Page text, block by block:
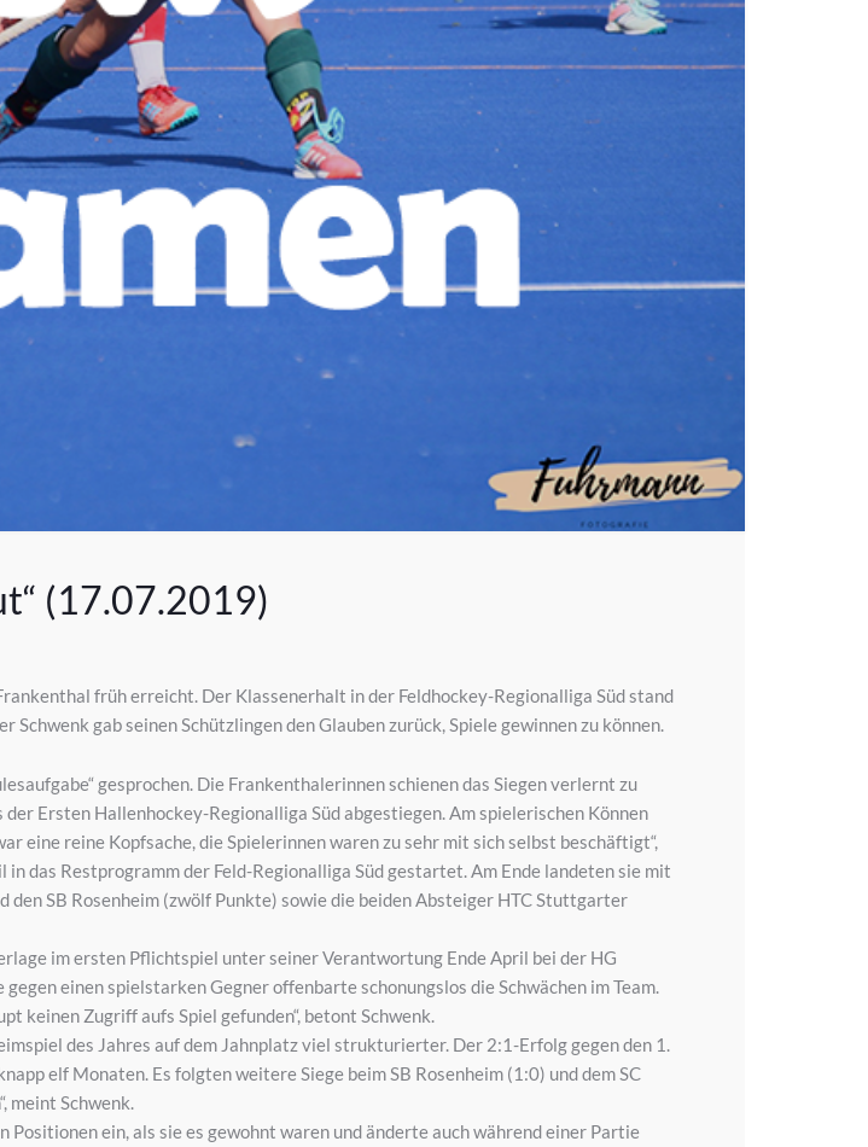
(17.07.2019)
früh erreicht. Der Klassenerhalt in der Feldhockey-Regionalliga Süd stand
gab seinen Schützlingen den Glauben zurück, Spiele gewinnen zu können.
gesprochen. Die Frankenthalerinnen schienen das Siegen verlernt zu
Ersten Hallenhockey-Regionalliga Süd abgestiegen. Am spielerischen Können
eine reine Kopfsache, die Spielerinnen waren zu sehr mit sich selbst beschäftigt“,
das Restprogramm der Feld-Regionalliga Süd gestartet. Am Ende landeten sie mit
SB Rosenheim (zwölf Punkte) sowie die beiden Absteiger HTC Stuttgarter
im ersten Pflichtspiel unter seiner Verantwortung Ende April bei der HG
einen spielstarken Gegner offenbarte schonungslos die Schwächen im Team.
keinen Zugriff aufs Spiel gefunden“, betont Schwenk.
des Jahres auf dem Jahnplatz viel strukturierter. Der 2:1-Erfolg gegen den 1.
elf Monaten. Es folgten weitere Siege beim SB Rosenheim (1:0) und dem SC
meint Schwenk.
ein, als sie es gewohnt waren und änderte auch während einer Partie